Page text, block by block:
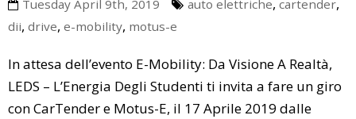
Tuesday April 9th, 2019
auto elettriche, cartender,
dii, drive, e-mobility, motus-e
In attesa dell’evento E-Mobility: Da Visione A Realtà,
LEDS – L’Energia Degli Studenti ti invita a fare un giro
con CarTender e Motus-E, il 17 Aprile 2019 dalle